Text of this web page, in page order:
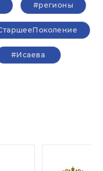
#регионы
#Исаева